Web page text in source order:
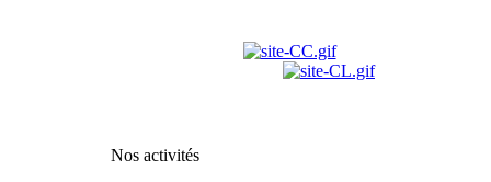
Nos activités